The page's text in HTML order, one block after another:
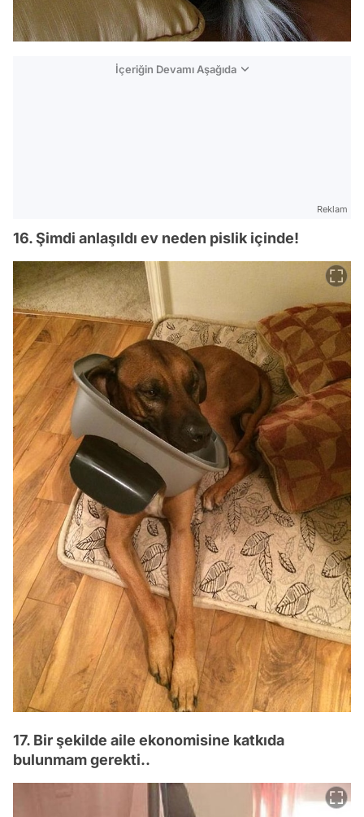
İçeriğin Devamı Aşağıda
Reklam
16. Şimdi anlaşıldı ev neden pislik içinde!
17. Bir şekilde aile ekonomisine katkıda
bulunmam gerekti..